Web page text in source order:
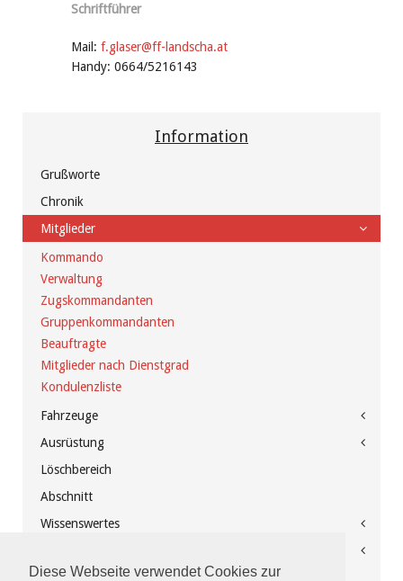
Diese Webseite verwendet Cookies zur
Schriftführer
Mail: f.glaser@ff-landscha.at
Handy: 0664/5216143
Information
Grußworte
Chronik
Mitglieder
Kommando
Verwaltung
Zugskommandanten
Gruppenkommandanten
Beauftragte
Mitglieder nach Dienstgrad
Kondulenzliste
Fahrzeuge
Ausrüstung
Löschbereich
Abschnitt
Wissenswertes
Spenden